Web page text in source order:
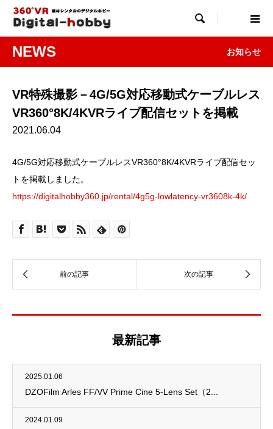

NEWS お知らせ
VR特殊撮影－4G/5G対応移動式ケーブルレス
VR360°8K/4KVRライブ配信セットを掲載
2021.06.04
4G/5G対応移動式ケーブルレスVR360°8K/4KVRライブ配信セッ
トを掲載しました。
https://digitalhobby360.jp/rental/4g5g-lowlatency-vr3608k-4k/
最新記事
2025.01.06
DZOFilm Arles FF/VV Prime Cine 5-Lens Set（2...
2024.01.09